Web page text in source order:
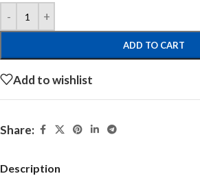
ADD TO CART
Add to wishlist
Share:
Description